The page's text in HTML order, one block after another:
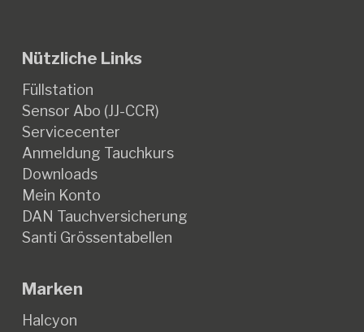
Nützliche Links
Füllstation
Sensor Abo (JJ-CCR)
Servicecenter
Anmeldung Tauchkurs
Downloads
Mein Konto
DAN Tauchversicherung
Santi Grössentabellen
Marken
Halcyon